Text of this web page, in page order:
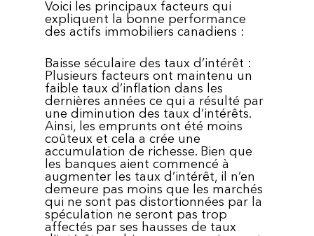
Voici les principaux facteurs qui
expliquent la bonne performance
des actifs immobiliers canadiens :
Baisse séculaire des taux d’intérêt :
Plusieurs facteurs ont maintenu un
faible taux d’inflation dans les
dernières années ce qui a résulté par
une diminution des taux d’intérêts.
Ainsi, les emprunts ont été moins
coûteux et cela a crée une
accumulation de richesse. Bien que
les banques aient commencé à
augmenter les taux d’intérêt, il n’en
demeure pas moins que les marchés
qui ne sont pas distortionnées par la
spéculation ne seront pas trop
affectés par ses hausses de taux